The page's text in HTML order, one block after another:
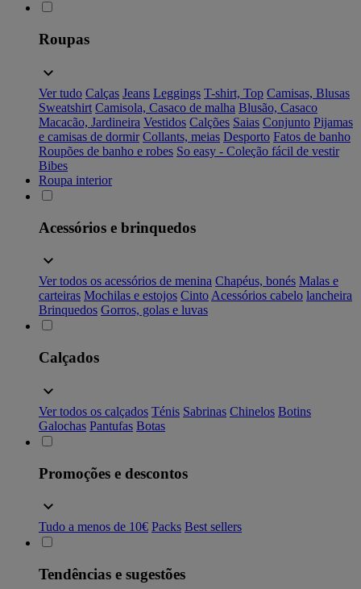
Roupas
Ver tudo Calças Jeans Leggings T-shirt, Top Camisas, Blusas
Sweatshirt Camisola, Casaco de malha Blusão, Casaco
Macacão, Jardineira Vestidos Calções Saias Conjunto Pijamas
e camisas de dormir Collants, meias Desporto Fatos de banho
Roupões de banho e robes So easy - Coleção fácil de vestir
Bibes
Roupa interior
Acessórios e brinquedos
Ver todos os acessórios de menina Chapéus, bonés Malas e
carteiras Mochilas e estojos Cinto Acessórios cabelo lancheira
Brinquedos Gorros, golas e luvas
Calçados
Ver todos os calçados Ténis Sabrinas Chinelos Botins
Galochas Pantufas Botas
Promoções e descontos
Tudo a menos de 10€ Packs Best sellers
Tendências e sugestões